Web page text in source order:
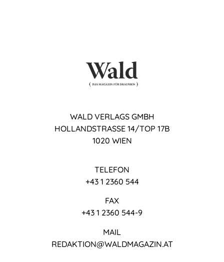
WALD VERLAGS GMBH
HOLLANDSTRASSE 14/TOP 17B
1020 WIEN
TELEFON
+43 1 2360 544
FAX
+43 1 2360 544-9
MAIL
REDAKTION@WALDMAGAZIN.AT